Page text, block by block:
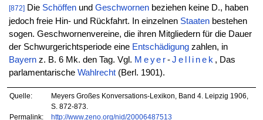
[872]Die Schöffenund Geschwornenbeziehen keine D., haben
jedoch freie Hin- und Rückfahrt. In einzelnen Staatenbestehen
sogen. Geschwornenvereine, die ihren Mitgliedern für die Dauer
der Schwurgerichtsperiode eine Entschädigungzahlen, in
Bayernz. B. 6 Mk. den Tag. Vgl. Meyer-Jellinek , Das
parlamentarische Wahlrecht(Berl. 1901).
Quelle:
Meyers Großes Konversations-Lexikon, Band 4. Leipzig 1906,
S. 872-873.
Permalink:
http://www.zeno.org/nid/20006487513